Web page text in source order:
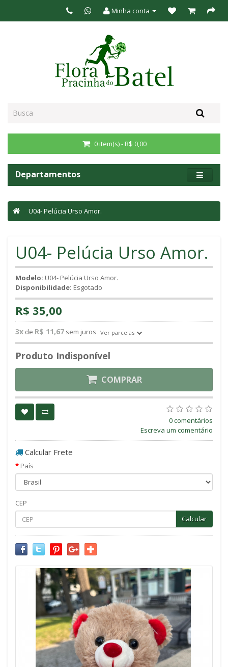
Minha conta
0 item(s) - R$ 0,00
Departamentos
U04- Pelúcia Urso Amor.
U04- Pelúcia Urso Amor.
Modelo: U04- Pelúcia Urso Amor.
Disponibilidade: Esgotado
R$ 35,00
3x de R$ 11,67 sem juros Ver parcelas
Produto Indisponível
COMPRAR
0 comentários
Escreva um comentário
Calcular Frete
País
CEP
Calcular